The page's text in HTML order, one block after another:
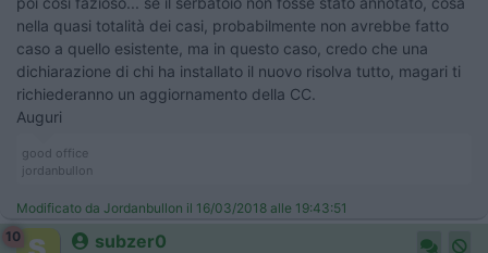
nella quasi totalità dei casi, probabilmente non avrebbe fatto
caso a quello esistente, ma in questo caso, credo che una
dichiarazione di chi ha installato il nuovo risolva tutto, magari ti
richiederanno un aggiornamento della CC.
Auguri
good office
jordanbullon
Modificato da Jordanbullon il 16/03/2018 alle 19:43:51
10
subzer0